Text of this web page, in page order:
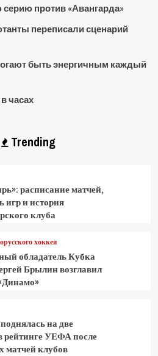
против «Авангарда»
переписали сценарий
быть энергичным каждый
часах
Trending
расписание матчей,
игр и история
клуба
хоккея
обладатель Кубка
Брылин возглавил
на две
рейтинге УЕФА после
матчей клубов